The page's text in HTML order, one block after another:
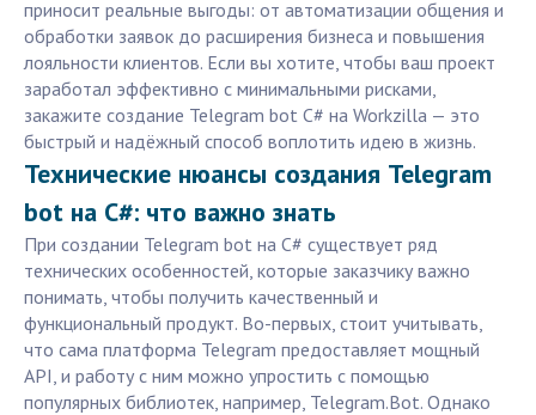
приносит реальные выгоды: от автоматизации общения и
обработки заявок до расширения бизнеса и повышения
лояльности клиентов. Если вы хотите, чтобы ваш проект
заработал эффективно с минимальными рисками,
закажите создание Telegram bot C# на Workzilla — это
быстрый и надёжный способ воплотить идею в жизнь.
Технические нюансы создания Telegram
bot на C#: что важно знать
При создании Telegram bot на C# существует ряд
технических особенностей, которые заказчику важно
понимать, чтобы получить качественный и
функциональный продукт. Во-первых, стоит учитывать,
что сама платформа Telegram предоставляет мощный
API, и работу с ним можно упростить с помощью
популярных библиотек, например, Telegram.Bot. Однако